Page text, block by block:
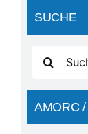
SUCHE
nach:
AMORC